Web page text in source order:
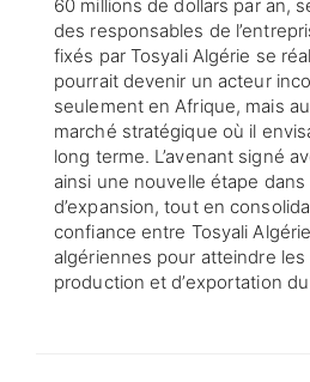
60 millions de dollars par an,
des responsables de
fixés par Tosyali Algérie se
pourrait devenir un acteur
seulement en Afrique, mais
marché stratégique où il
long terme. L’avenant signé
ainsi une nouvelle étape
d’expansion, tout en
confiance entre Tosyali
algériennes pour atteindre
production et d’exportation